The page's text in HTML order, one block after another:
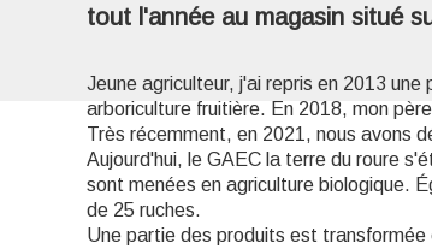
tout l'année au magasin situé
Jeune agriculteur, j'ai repris en 2013
arboriculture fruitière. En 2018, mon
Très récemment, en 2021, nous avons
Aujourd'hui, le GAEC la terre du roure
sont menées en agriculture biologique.
de 25 ruches.
Une partie des produits est